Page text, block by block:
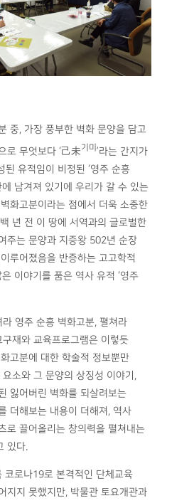
중, 가장 풍부한 벽화 문양을 담고
로 무엇보다 ‘己未기미 ’라는 간지가
된 유적임이 비정된 ‘영주 순흥
에 남겨져 있기에 우리가 갈 수 있는
화고분이라는 점에서 더욱 소중한
년 전 이 땅에 서역과의 글로벌한
주는 문양과 지증왕 502년 순장
루어졌음을 반증하는 고고학적
이야기를 품은 역사 유적 ‘영주
라 영주 순흥 벽화고분, 펼쳐라
구재와 교육프로그램은 이렇듯
고분에 대한 학술적 정보뿐만
소와 그 문양의 상징성 이야기,
잃어버린 벽화를 되살려보는
더해보는 내용이 더해져, 역사
로 끌어올리는 창의력을 펼쳐내는
있다.
코로나19로 본격적인 단체교육
지지 못했지만, 박물관 토요개관과